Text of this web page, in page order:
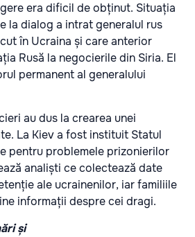
era dificil de obținut. Situația
la dialog a intrat generalul rus
în Ucraina și care anterior
Rusă la negocierile din Siria. El
permanent al generalului
au dus la crearea unei
La Kiev a fost instituit Statul
pentru problemele prizonierilor
analiști ce colectează date
ale ucrainenilor, iar familiile
informații despre cei dragi.
și